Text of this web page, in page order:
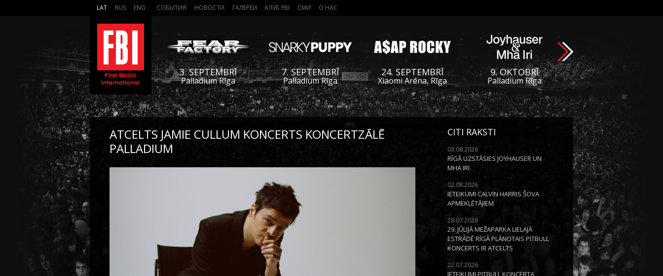
LAT RUS ENG СОБЫТИЯ НОВОСТИ ГАЛЕРЕИ КЛУБ FBI СМИ О НАС
3. SEPTEMBRĪ
Palladium Rīga
7. SEPTEMBRĪ
Palladium Rīga
24. SEPTEMBRĪ
Xiaomi Arēna, Rīga
9. OKTOBRĪ
Palladium Rīga
ATCELTS JAMIE CULLUM KONCERTS KONCERTZĀLĒ
PALLADIUM
CITI RAKSTI
03.08.2026
RĪGĀ UZSTĀSIES JOYHAUSER UN
MHA IRI
02.08.2026
IETEIKUMI CALVIN HARRIS ŠOVA
APMEKLĒTĀJIEM
28.07.2026
29. JŪLIJĀ MEŽAPARKA LIELAJĀ
ESTRĀDĒ RĪGĀ PLĀNOTAIS PITBULL
KONCERTS IR ATCELTS
22.07.2026
IETEIKUMI PITBULL KONCERTA